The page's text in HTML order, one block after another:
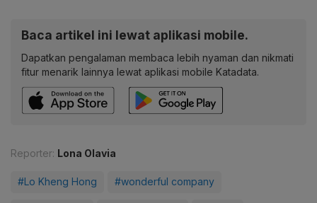
Baca artikel ini lewat aplikasi mobile.
Dapatkan pengalaman membaca lebih nyaman dan nikmati
fitur menarik lainnya lewat aplikasi mobile Katadata.
Reporter: Lona Olavia
#Lo Kheng Hong #wonderful company